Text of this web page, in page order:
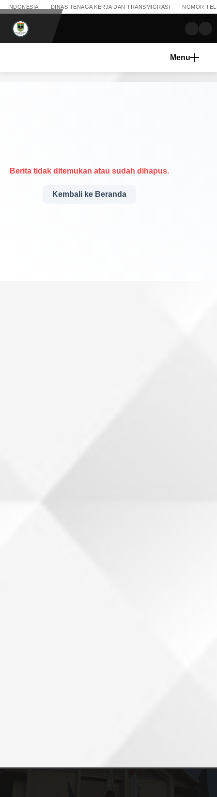
INDONESIA DINAS TENAGA KERJA DAN TRANSMIGRASI NOMOR
Menu
Berita tidak ditemukan atau sudah dihapus.
Kembali ke Beranda